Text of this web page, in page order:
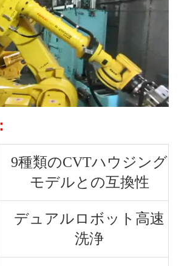
9種類のCVTハウジング
モデルとの互換性
デュアルロボット高速
洗浄